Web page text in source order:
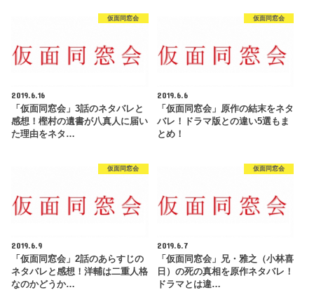
仮面同窓会
2019.6.16
「仮面同窓会」3話のネタバレと
感想！樫村の遺書が八真人に届い
た理由をネタ…
仮面同窓会
2019.6.6
「仮面同窓会」原作の結末をネタ
バレ！ドラマ版との違い5選もま
とめ！
仮面同窓会
2019.6.9
「仮面同窓会」2話のあらすじの
ネタバレと感想！洋輔は二重人格
なのかどうか…
仮面同窓会
2019.6.7
「仮面同窓会」兄・雅之（小林喜
日）の死の真相を原作ネタバレ！
ドラマとは違…